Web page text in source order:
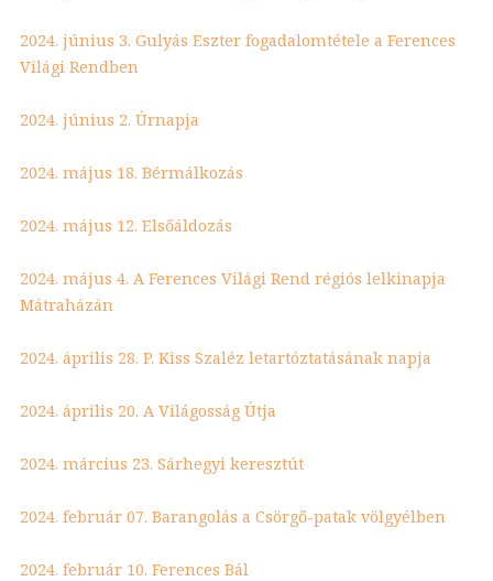
2024. június 3. Gulyás Eszter fogadalomtétele a Ferences
Világi Rendben
2024. június 2. Úrnapja
2024. május 18. Bérmálkozás
2024. május 12. Elsőáldozás
2024. május 4. A Ferences Világi Rend régiós lelkinapja
Mátraházán
2024. április 28. P. Kiss Szaléz letartóztatásának napja
2024. április 20. A Világosság Útja
2024. március 23. Sárhegyi keresztút
2024. február 07. Barangolás a Csörgő-patak völgyélben
2024. február 10. Ferences Bál